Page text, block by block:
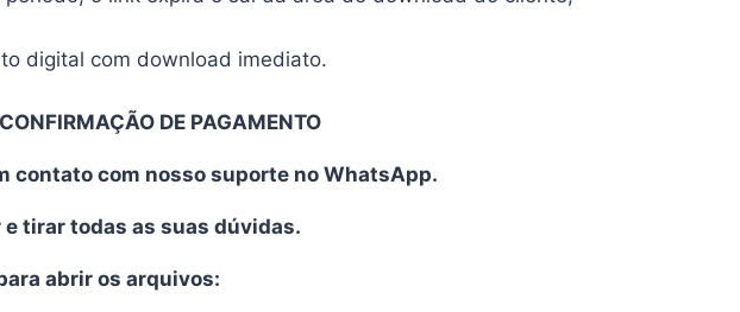
digital com download imediato.
DE PAGAMENTO
contato com nosso suporte no WhatsApp.
tirar todas as suas dúvidas.
abrir os arquivos: